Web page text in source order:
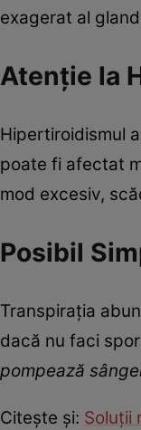
exagerat al
Atenție la
Hipertiroidismul
poate fi afectat
mod excesiv,
Posibil
Transpirația
dacă nu faci
pompează
Citește și: Soluții